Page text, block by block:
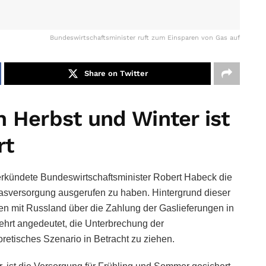
Bundeswirtschaftsminister ruft zum Einsparen von Gas auf
Share on Twitter
Herbst und Winter ist
Bundeswirtschaftsminister Robert Habeck die
ausgerufen zu haben. Hintergrund dieser
mit Russland über die Zahlung der Gaslieferungen in
angedeutet, die Unterbrechung der
Szenario in Betracht zu ziehen.